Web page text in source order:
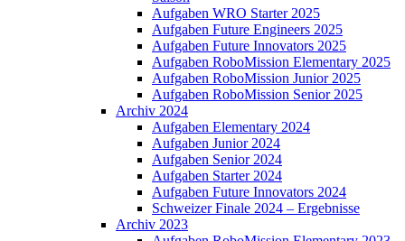
Aufgaben WRO Starter 2025
Aufgaben Future Engineers 2025
Aufgaben Future Innovators 2025
Aufgaben RoboMission Elementary 2025
Aufgaben RoboMission Junior 2025
Aufgaben RoboMission Senior 2025
Archiv 2024
Aufgaben Elementary 2024
Aufgaben Junior 2024
Aufgaben Senior 2024
Aufgaben Starter 2024
Aufgaben Future Innovators 2024
Schweizer Finale 2024 – Ergebnisse
Archiv 2023